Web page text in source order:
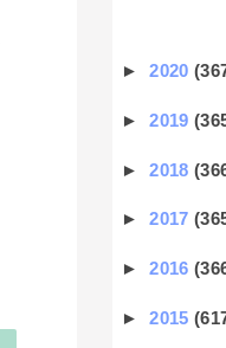
►2020
►2019
►2018
►2017
►2016
►2015